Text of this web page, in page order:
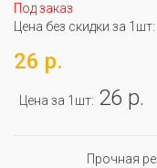
Под заказ
Цена без скидки за 1шт:
26 р.
Цена за 1шт: 26 р.
Прочная